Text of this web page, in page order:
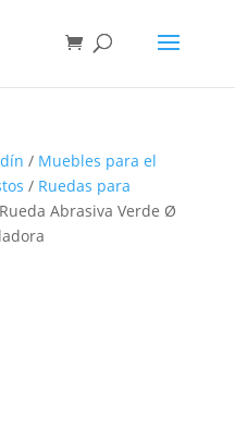
/ Muebles para el
/ Ruedas para
Abrasiva Verde Ø